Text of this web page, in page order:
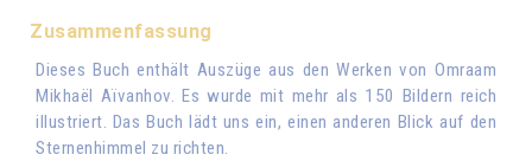
Zusammenfassung
Dieses Buch enthält Auszüge aus den Werken von Omraam
Mikhaël Aïvanhov. Es wurde mit mehr als 150 Bildern reich
illustriert. Das Buch lädt uns ein, einen anderen Blick auf den
Sternenhimmel zu richten.